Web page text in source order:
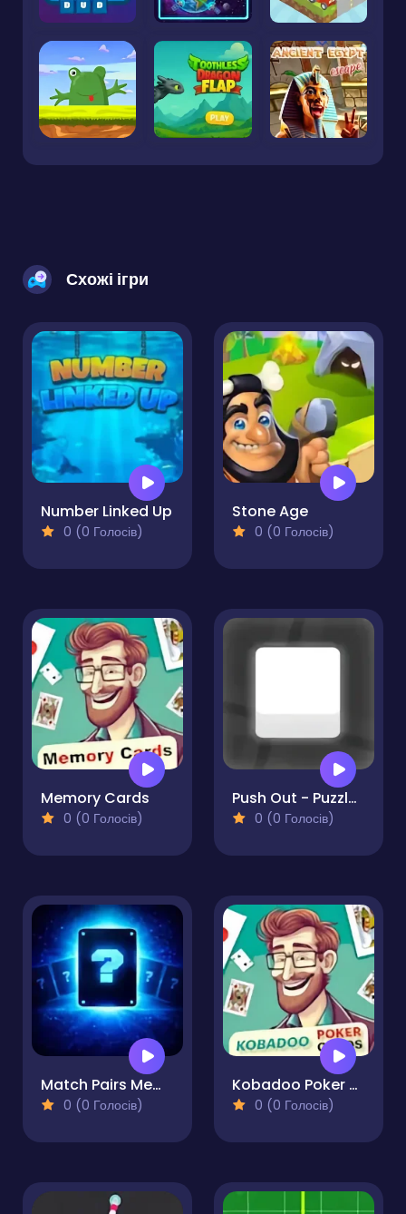
Схожі ігри
Number Linked Up
0 (0 Голосів)
Stone Age
0 (0 Голосів)
Memory Cards
0 (0 Голосів)
Push Out - Puzzle Adventure
0 (0 Голосів)
Match Pairs Memory Challenge
0 (0 Голосів)
Kobadoo Poker Cards
0 (0 Голосів)